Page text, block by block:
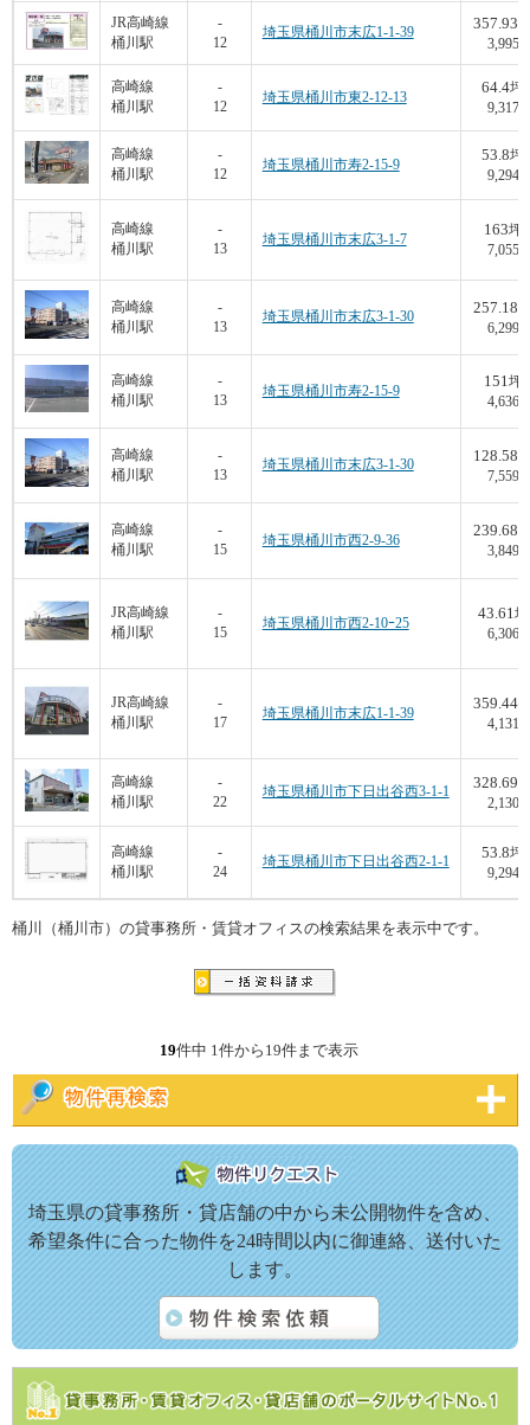
埼玉県の貸事務所・貸店舗の中から未公開物件を含め、
希望条件に合った物件を24時間以内に御連絡、送付いた
します。
JR高崎線
桶川駅
-
12
埼玉県桶川市末広1-1-39
357.93
3,995
高崎線
桶川駅
-
12
埼玉県桶川市東2-12-13
64.4坪
9,317
高崎線
桶川駅
-
12
埼玉県桶川市寿2-15-9
53.8坪
9,294
高崎線
桶川駅
-
13
埼玉県桶川市末広3-1-7
163坪
7,055
高崎線
桶川駅
-
13
埼玉県桶川市末広3-1-30
257.18
6,299
高崎線
桶川駅
-
13
埼玉県桶川市寿2-15-9
151坪
4,636
高崎線
桶川駅
-
13
埼玉県桶川市末広3-1-30
128.58
7,559
高崎線
桶川駅
-
15
埼玉県桶川市西2-9-36
239.68
3,849
JR高崎線
桶川駅
-
15
埼玉県桶川市西2-10ｰ25
43.61坪
6,306
JR高崎線
桶川駅
-
17
埼玉県桶川市末広1-1-39
359.44
4,131
高崎線
桶川駅
-
22
埼玉県桶川市下日出谷西3-1-1
328.69
2,130
高崎線
桶川駅
-
24
埼玉県桶川市下日出谷西2-1-1
53.8坪
9,294
桶川（桶川市）の貸事務所・賃貸オフィスの検索結果を表示中です。
19件中 1件から19件まで表示